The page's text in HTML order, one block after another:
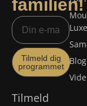
familien!
Tilmeld dig
programmet
Tilmeld
Blog